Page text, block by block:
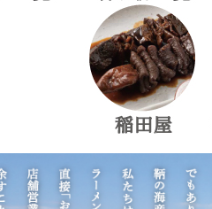
5,000〜5,999
6,000円〜